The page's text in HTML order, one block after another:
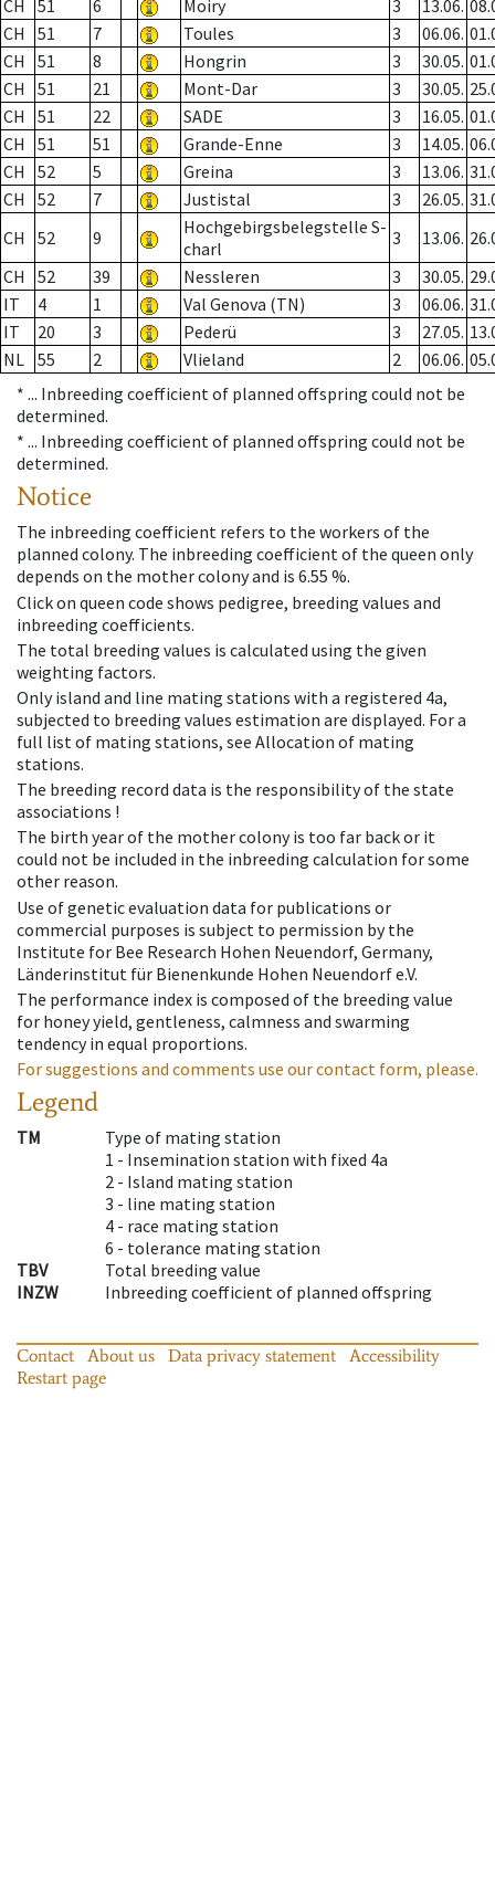
CH 51 6 Moiry 3 13.06.
CH
51 7 Toules 3 06.06.
CH
51 8 Hongrin 3 30.05.
CH
51 21 Mont-Dar 3 30.05.
CH
51 22 SADE 3 16.05.
CH
51 51 Grande-Enne 3 14.05.
CH
52 5 Greina 3 13.06.
CH
52 7 Justistal 3 26.05.
CH
52 9
Hochgebirgsbelegstelle S-
charl
3 13.06.
CH
52 39 Nessleren 3 30.05.
IT
4 1 Val Genova (TN) 3 06.06.
IT
20 3 Pederü 3 27.05.
NL 55 2 Vlieland 2 06.06.
* ... Inbreeding coefficient of planned offspring could not be
determined.
* ... Inbreeding coefficient of planned offspring could not be
determined.
Notice
The inbreeding coefficient refers to the workers of the
planned colony. The inbreeding coefficient of the queen only
depends on the mother colony and is 6.55 %.
Click on queen code shows pedigree, breeding values and
inbreeding coefficients.
The total breeding values is calculated using the given
weighting factors.
Only island and line mating stations with a registered 4a,
subjected to breeding values estimation are displayed. For a
full list of mating stations, see Allocation of mating
stations.
The breeding record data is the responsibility of the state
associations !
The birth year of the mother colony is too far back or it
could not be included in the inbreeding calculation for some
other reason.
Use of genetic evaluation data for publications or
commercial purposes is subject to permission by the
Institute for Bee Research Hohen Neuendorf, Germany,
Länderinstitut für Bienenkunde Hohen Neuendorf e.V.
The performance index is composed of the breeding value
for honey yield, gentleness, calmness and swarming
tendency in equal proportions.
For suggestions and comments use our contact form, please.
Legend
TM
Type of mating station
1 - Insemination station with fixed 4a
2 - Island mating station
3 - line mating station
4 - race mating station
6 - tolerance mating station
TBV
Total breeding value
INZW
Inbreeding coefficient of planned offspring
Contact About us Data privacy statement
Accessibility
Restart page